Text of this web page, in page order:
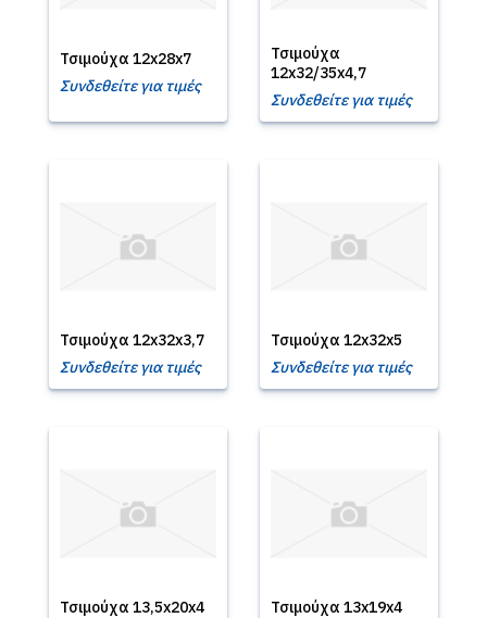
Τσιμούχα 12x28x7
Συνδεθείτε για τιμές
Τσιμούχα
12x32/35x4,7
Συνδεθείτε για τιμές
Τσιμούχα 12x32x3,7
Συνδεθείτε για τιμές
Τσιμούχα 12x32x5
Συνδεθείτε για τιμές
Τσιμούχα 13,5x20x4
Τσιμούχα 13x19x4